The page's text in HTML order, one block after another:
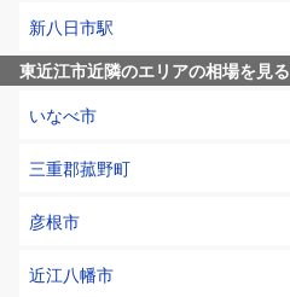
新八日市駅
東近江市近隣のエリアの相場を見る
いなべ市
三重郡菰野町
彦根市
近江八幡市